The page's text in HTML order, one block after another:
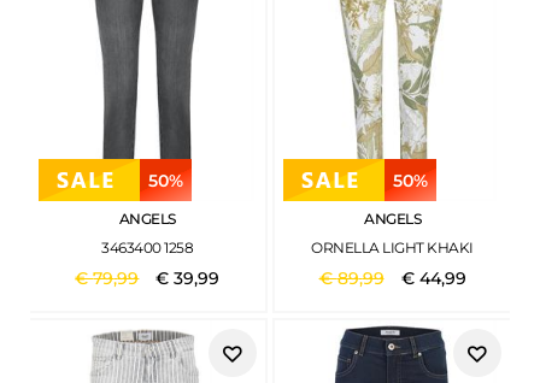
50%
ANGELS
3463400 1258
€79,99 €39,99
50%
ANGELS
ORNELLA LIGHT KHAKI
€89,99 € 44,99